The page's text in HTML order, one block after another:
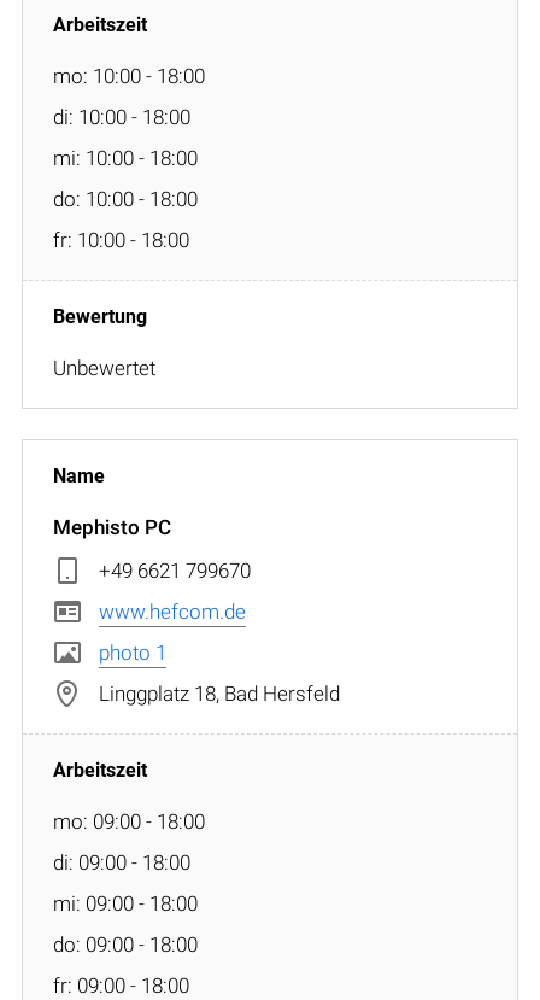
mo: 10:00 - 18:00
di: 10:00 - 18:00
mi: 10:00 - 18:00
do: 10:00 - 18:00
fr: 10:00 - 18:00
Unbewertet
Mephisto PC
+49 6621 799670
www.hefcom.de
photo 1
Linggplatz 18, Bad Hersfeld
mo: 09:00 - 18:00
di: 09:00 - 18:00
mi: 09:00 - 18:00
do: 09:00 - 18:00
fr: 09:00 - 18:00